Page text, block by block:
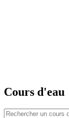
Cours d'eau